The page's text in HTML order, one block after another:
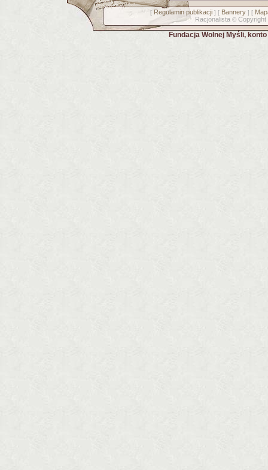
[ Regulamin publikacji] [ Bannery] [
Racjonalista © Copyright
Fundacja Wolnej Myśli,